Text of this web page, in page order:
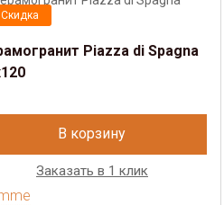
Скидка
Piazza di Spagna
В корзину
Заказать в 1 клик